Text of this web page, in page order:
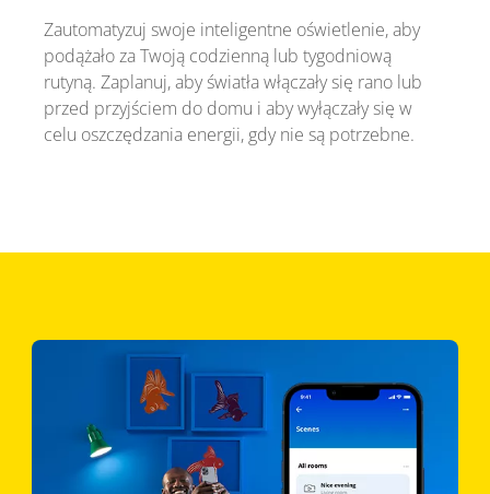
Zautomatyzuj swoje inteligentne oświetlenie, aby
podążało za Twoją codzienną lub tygodniową
rutyną. Zaplanuj, aby światła włączały się rano lub
przed przyjściem do domu i aby wyłączały się w
celu oszczędzania energii, gdy nie są potrzebne.